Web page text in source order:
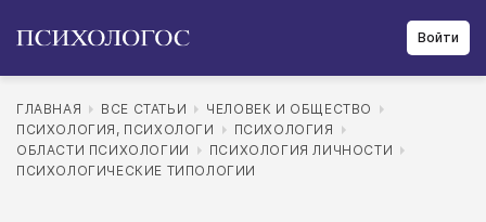
Войти
ГЛАВНАЯ ВСЕ СТАТЬИ
ЧЕЛОВЕК И ОБЩЕСТВО
ПСИХОЛОГИЯ, ПСИХОЛОГИ
ПСИХОЛОГИЯ
ОБЛАСТИ ПСИХОЛОГИИ
ПСИХОЛОГИЯ ЛИЧНОСТИ
ПСИХОЛОГИЧЕСКИЕ ТИПОЛОГИИ